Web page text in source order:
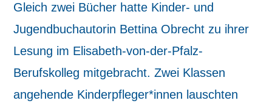
Gleich zwei Bücher hatte Kinder- und
Jugendbuchautorin Bettina Obrecht zu ihrer
Lesung im Elisabeth-von-der-Pfalz-
Berufskolleg mitgebracht. Zwei Klassen
angehende Kinderpfleger*innen lauschten